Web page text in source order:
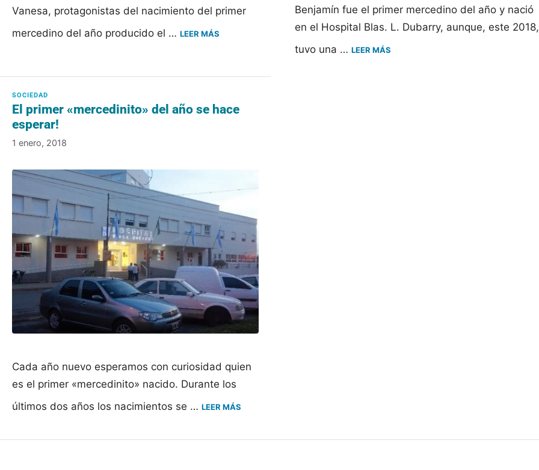
Vanesa, protagonistas del nacimiento del primer
mercedino del año producido el … LEER MÁS
Benjamín fue el primer mercedino del año y nació
en el Hospital Blas. L. Dubarry, aunque, este 2018,
tuvo una …LEER MÁS
El primer «mercedinito» del año se hace
esperar!
1 enero, 2018
Cada año nuevo esperamos con curiosidad quien
es el primer «mercedinito» nacido. Durante los
últimos dos años los nacimientos se … LEER MÁS